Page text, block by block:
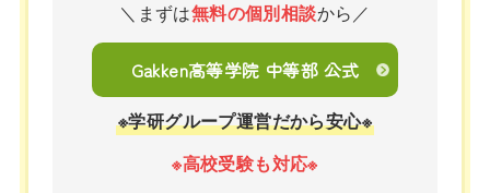
＼まずは無料の個別相談から／
Gakken高等学院 中等部 公式
※学研グループ運営だから安心※
※高校受験も対応※